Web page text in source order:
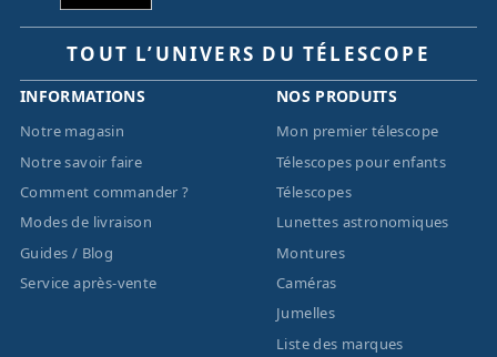
TOUT L’UNIVERS DU TÉLESCOPE
INFORMATIONS
Notre magasin
Notre savoir faire
Comment commander ?
Modes de livraison
Guides / Blog
Service après-vente
NOS PRODUITS
Mon premier télescope
Télescopes pour enfants
Télescopes
Lunettes astronomiques
Montures
Caméras
Jumelles
Liste des marques